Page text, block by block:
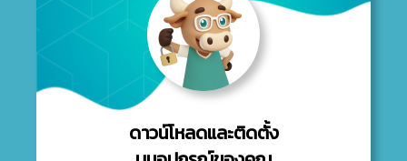
ดาวน์โหลดและติดตั้ง